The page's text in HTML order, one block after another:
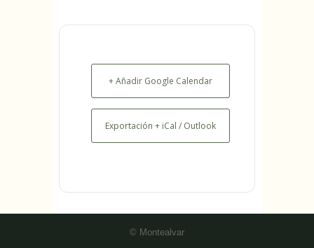
+ Añadir Google Calendar
Exportación + iCal / Outlook
© Montealvar